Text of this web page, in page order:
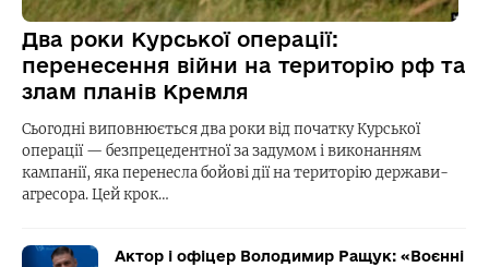
Два роки Курської операції:
перенесення війни на територію рф та
злам планів Кремля
Сьогодні виповнюється два роки від початку Курської
операції — безпрецедентної за задумом і виконанням
кампанії, яка перенесла бойові дії на територію держави-
агресора. Цей крок…
Актор і офіцер Володимир Ращук: «Воєнні